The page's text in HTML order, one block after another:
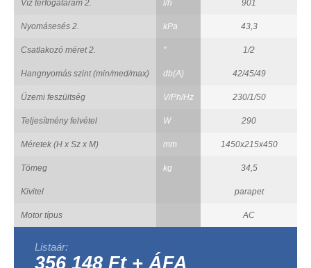
Víz térfogatáram 2. l/h 901
Nyomásesés 2. kPa 43,3
Csatlakozó méret 2. " 1/2
Hangnyomás szint (min/med/max) db(A) 42/45/49
Üzemi feszültség V/Ph/Hz 230/1/50
Teljesítmény felvétel W 290
Méretek (H x Sz x M) mm 1450x215x450
Tömeg kg 34,5
Kivitel parapet
Motor típus AC
Listaár:
356 148 Ft + ÁFA